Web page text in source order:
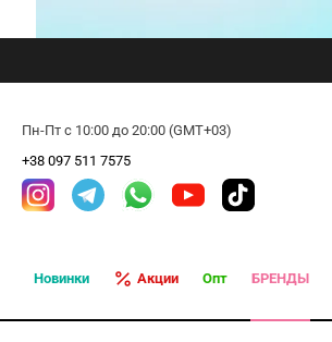
Пн-Пт с 10:00 до 20:00 (GMT+03)
+38 097 511 7575
Новинки Акции Опт БРЕНДЫ